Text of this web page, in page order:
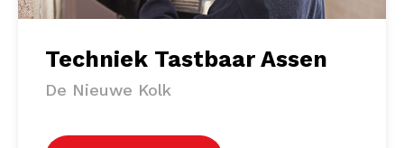
Techniek Tastbaar Assen
De Nieuwe Kolk